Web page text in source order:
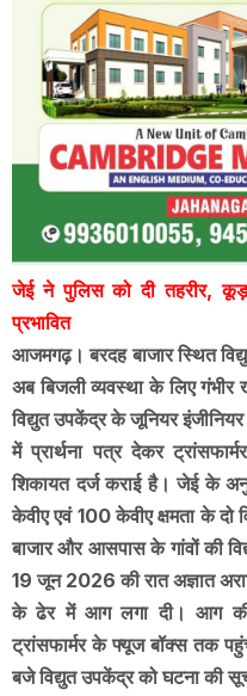
जेई ने पुलिस को दी तहरीर,
प्रभावित
आजमगढ़। बरदह बाजार स्थित
अब बिजली व्यवस्था के लिए गंभीर
विद्युत उपकेंद्र के जूनियर
में प्रार्थना पत्र देकर
शिकायत दर्ज कराई है। जेई के
केवीए एवं 100 केवीए क्षमता के दो
बाजार और आसपास के गांवों की
19 जून 2026 की रात अज्ञात
के ढेर में आग लगा दी। आग
ट्रांसफार्मर के फ्यूज बॉक्स तक
बजे विद्युत उपकेंद्र को घटना की